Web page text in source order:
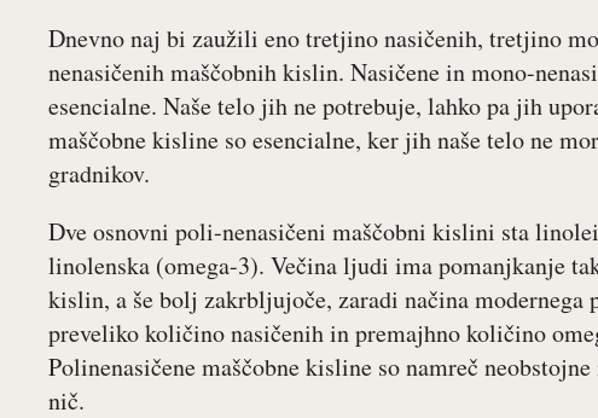
Dnevno naj bi zaužili eno tretjino nasičenih, tretjino
nenasičenih maščobnih kislin. Nasičene in mono-
esencialne. Naše telo jih ne potrebuje, lahko pa jih
maščobne kisline so esencialne, ker jih naše telo ne
gradnikov.
Dve osnovni poli-nenasičeni maščobni kislini sta
linolenska (omega-3). Večina ljudi ima pomanjkanje
kislin, a še bolj zakrbljujoče, zaradi načina modernega
preveliko količino nasičenih in premajhno količino
Polinenasičene maščobne kisline so namreč
nič.